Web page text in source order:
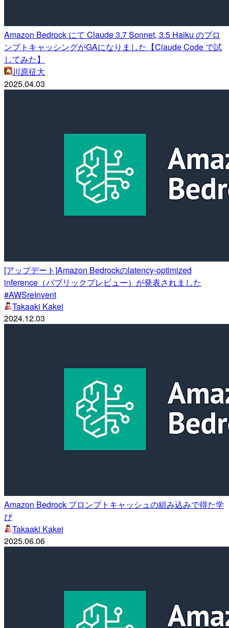
Amazon Bedrock にて Claude 3.7 Sonnet, 3.5 Haiku のプロ
ンプトキャッシングがGAになりました【Claude Code で試
してみた】
川原征大
2025.04.03
[アップデート]Amazon Bedrockのlatency-optimized
inference（パブリックプレビュー）が発表されました
#AWSreInvent
Takaaki Kakei
2024.12.03
Amazon Bedrock プロンプトキャッシュの組み込みで得た学
び
Takaaki Kakei
2025.06.06